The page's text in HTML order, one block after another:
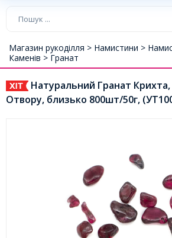
Магазин рукоділля > Намистини >
Каменів > Гранат
Натуральний Гранат
Отвору, близько 800шт/50г,